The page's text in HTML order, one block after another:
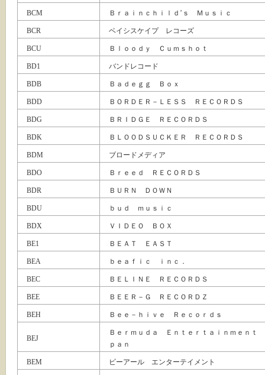
BCM Ｂｒａｉｎｃｈｉｌｄ’ｓ Ｍｕｓｉｃ
BCR ベイシスケイプ レコーズ
BCU Ｂｌｏｏｄｙ Ｃｕｍｓｈｏｔ
BD1 バンドレコード
BDB Ｂａｄｅｇｇ Ｂｏｘ
BDD ＢＯＲＤＥＲ－ＬＥＳＳ ＲＥＣＯＲＤＳ
BDG ＢＲＩＤＧＥ ＲＥＣＯＲＤＳ
BDK ＢＬＯＯＤＳＵＣＫＥＲ ＲＥＣＯＲＤＳ
BDM ブロードメディア
BDO Ｂｒｅｅｄ ＲＥＣＯＲＤＳ
BDR ＢＵＲＮ ＤＯＷＮ
BDU ｂｕｄ ｍｕｓｉｃ
BDX ＶＩＤＥＯ ＢＯＸ
BE1 ＢＥＡＴ ＥＡＳＴ
BEA ｂｅａｆｉｃ ｉｎｃ．
BEC ＢＥＬＩＮＥ ＲＥＣＯＲＤＳ
BEE ＢＥＥＲ－Ｇ ＲＥＣＯＲＤＺ
BEH Ｂｅｅ－ｈｉｖｅ Ｒｅｃｏｒｄｓ
BEJ
Ｂｅｒｍｕｄａ Ｅｎｔｅｒｔａｉｎｍｅｎｔ
ｐａｎ
BEM ビーアール エンターテイメント